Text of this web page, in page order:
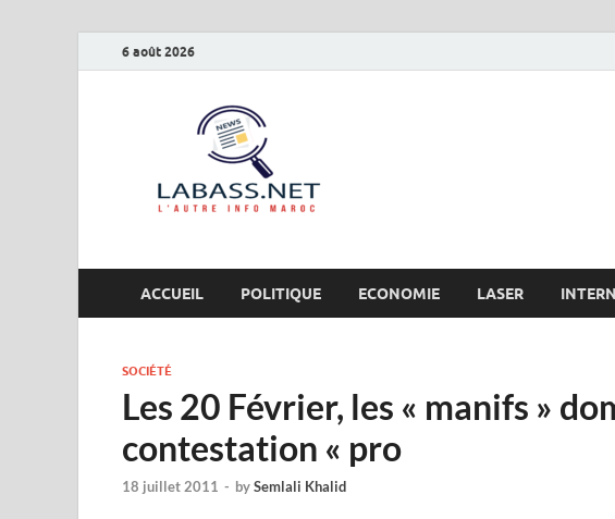
6 août 2026
ACCUEIL POLITIQUE ECONOMIE LASER
SOCIÉTÉ
Les 20 Février, les « manifs »
contestation « pro
18 juillet 2011 - bySemlali Khalid